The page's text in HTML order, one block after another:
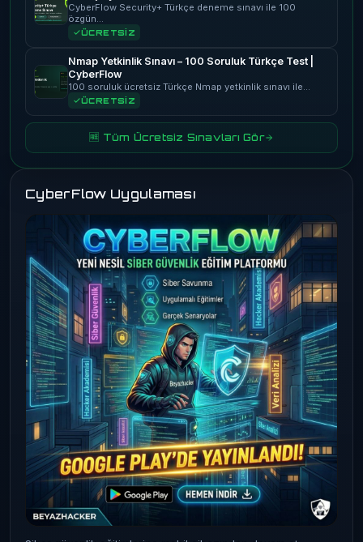
CyberFlow Security+ Türkçe deneme sınavı ile 100
özgün…
ÜCRETSİZ
Nmap Yetkinlik Sınavı – 100 Soruluk Türkçe Test |
CyberFlow
100 soruluk ücretsiz Türkçe Nmap yetkinlik sınavı ile…
ÜCRETSİZ
🆓 Tüm Ücretsiz Sınavları Gör
CyberFlow Uygulaması